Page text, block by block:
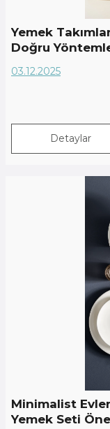
Yemek
Doğru
03.12.2025
Detaylar
Minimalist
Yemek Seti